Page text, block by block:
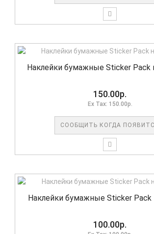
Наклейки бумажные Sticker Pack
150.00р.
Ex Tax: 150.00р.
СООБЩИТЬ КОГДА
Наклейки бумажные Sticker Pack
100.00р.